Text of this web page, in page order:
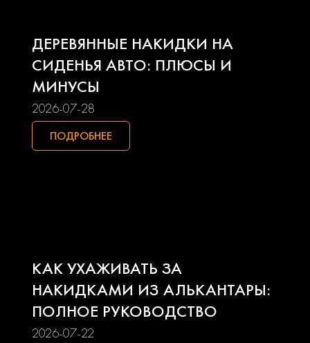
Lifan Mazda
Mitsubishi
Seat Skoda
Smart Ssangyong
ДЕРЕВЯННЫЕ НАКИДКИ НА
СИДЕНЬЯ АВТО: ПЛЮСЫ И
МИНУСЫ
2026-07-28
ПОДРОБНЕЕ
КАК УХАЖИВАТЬ ЗА
НАКИДКАМИ ИЗ АЛЬКАНТАРЫ:
ПОЛНОЕ РУКОВОДСТВО
2026-07-22